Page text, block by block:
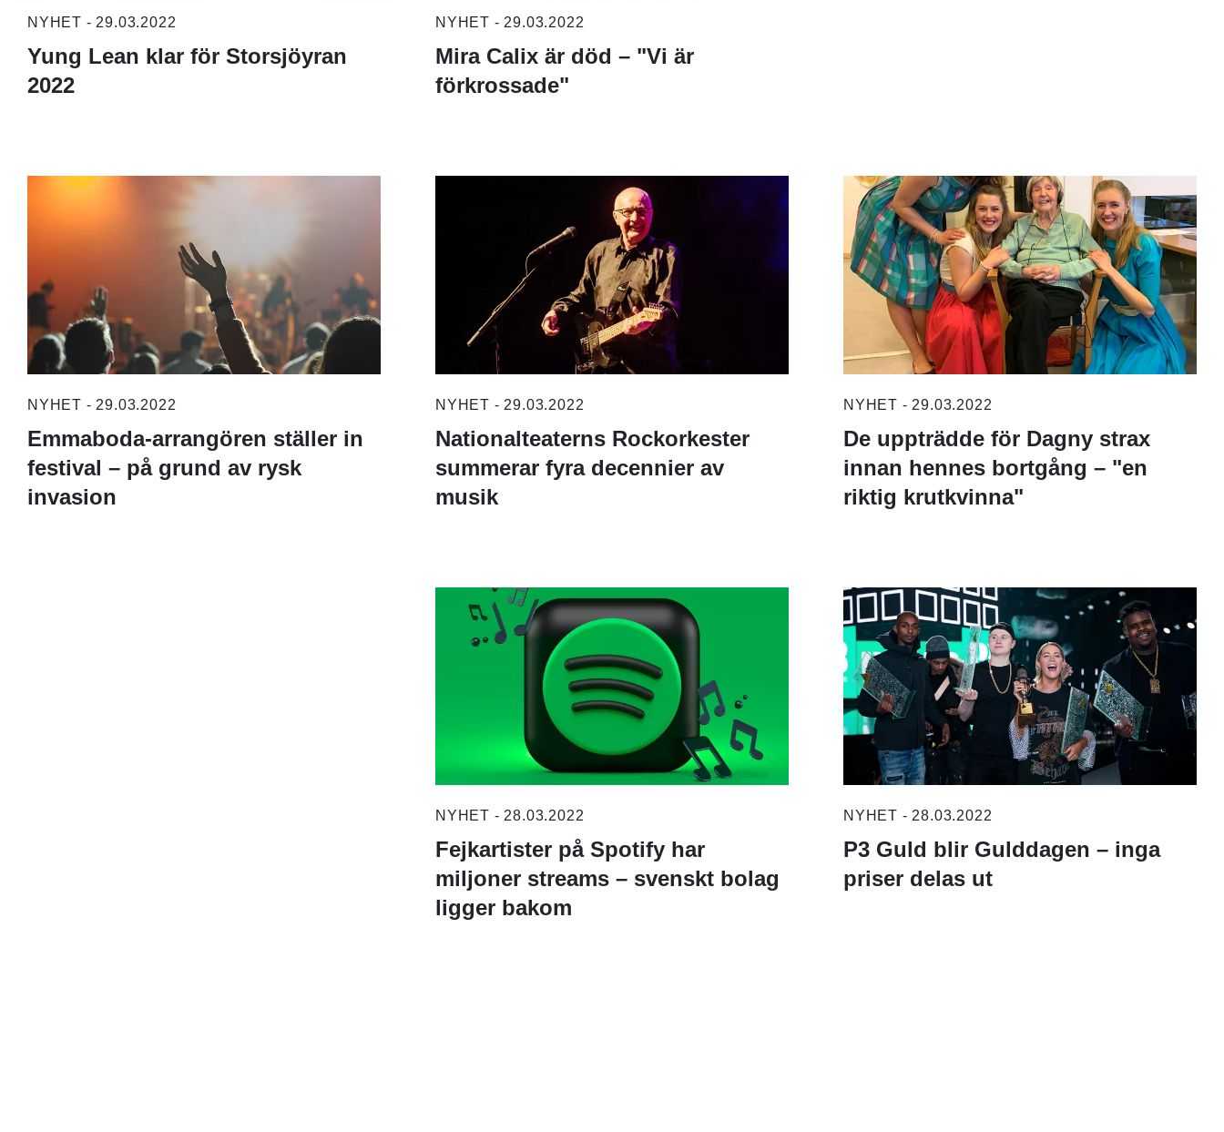
NYHET - 29.03.2022
Yung Lean klar för Storsjöyran
2022
NYHET - 29.03.2022
Mira Calix är död – "Vi är
förkrossade"
NYHET - 29.03.2022
Emmaboda-arrangören ställer in
festival – på grund av rysk
invasion
NYHET - 29.03.2022
Nationalteaterns Rockorkester
summerar fyra decennier av
musik
NYHET - 29.03.2022
De uppträdde för Dagny strax
innan hennes bortgång – "en
riktig krutkvinna"
NYHET - 28.03.2022
Fejkartister på Spotify har
miljoner streams – svenskt bolag
ligger bakom
NYHET - 28.03.2022
P3 Guld blir Gulddagen – inga
priser delas ut